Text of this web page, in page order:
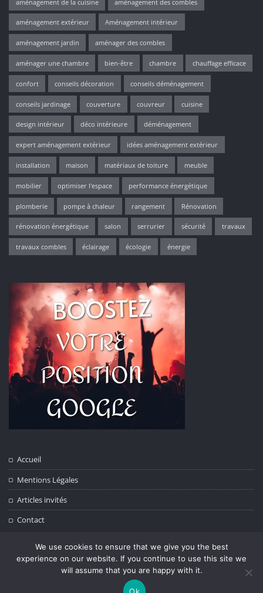
aménagement de la cuisine aménagement des combles
aménagement extérieur Aménagement intérieur
aménagement jardin aménager des combles
aménager une chambre bien-être chambre chauffage efficace
confort conseils décoration conseils déménagement
conseils jardinage couverture couvreur cuisine
design intérieur déco intérieure déménagement
expert aménagement extérieur idées aménagement extérieur
installation maison matériaux de toiture meuble
mobilier optimiser l'espace performance énergétique
plomberie pompe à chaleur rangement Rénovation
rénovation énergétique salon serrurier sécurité travaux
travaux combles éclairage écologie énergie
Accueil
Mentions Légales
Articles invités
Contact
WordPress | Architect Studio theme by
ThemeArile
We use cookies to ensure that we give you the best
experience on our website. If you continue to use this site we
will assume that you are happy with it.